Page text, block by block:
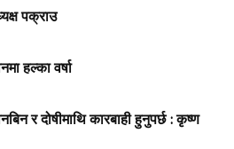
पक्राउ
हल्का वर्षा
र दोषीमाथि कारबाही हुनुपर्छ : कृष्ण